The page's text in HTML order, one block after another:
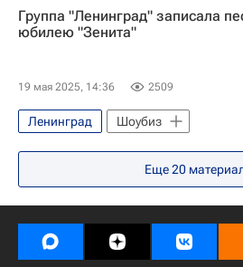
Группа "Ленинград" записала
юбилею "Зенита"
19 мая 2025, 14:36 2509
Ленинград
Шоубиз
Санкт-Петербург
Россия
Вокруг спорта
Еще20